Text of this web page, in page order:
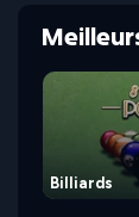
Billiards